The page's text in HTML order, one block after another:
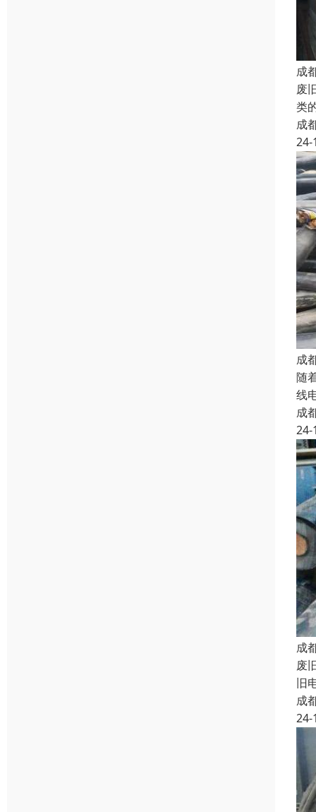
成
废
类
成
24-
成
随
线
成
24-
成
废
旧
成
24-